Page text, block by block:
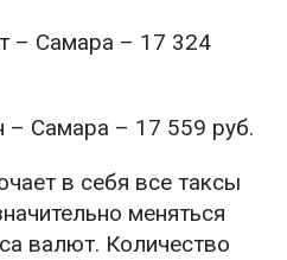
– Самара – 17 324
Самара – 17 559 руб.
в себя все таксы
меняться
валют. Количество